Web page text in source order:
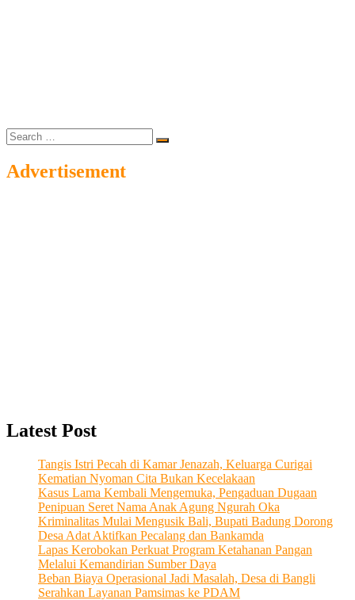
Search
…
Advertisement
Latest Post
Tangis Istri Pecah di Kamar Jenazah, Keluarga Curigai
Kematian Nyoman Cita Bukan Kecelakaan
Kasus Lama Kembali Mengemuka, Pengaduan Dugaan
Penipuan Seret Nama Anak Agung Ngurah Oka
Kriminalitas Mulai Mengusik Bali, Bupati Badung Dorong
Desa Adat Aktifkan Pecalang dan Bankamda
Lapas Kerobokan Perkuat Program Ketahanan Pangan
Melalui Kemandirian Sumber Daya
Beban Biaya Operasional Jadi Masalah, Desa di Bangli
Serahkan Layanan Pamsimas ke PDAM